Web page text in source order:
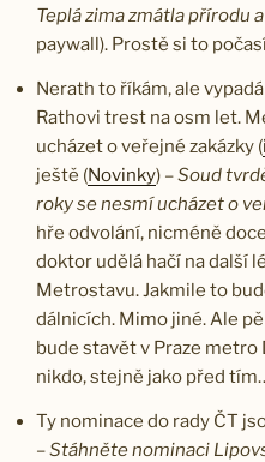
Teplá zima zmátla přírodu
paywall). Prostě si to
Nerath to říkám, ale
Rathovi trest na osm let.
ucházet o veřejné zakázky (
ještě (Novinky) –Soud
roky se nesmí ucházet o
hře odvolání, nicméně
doktor udělá hačí na další
Metrostavu. Jakmile to
dálnicích. Mimo jiné. Ale
bude stavět v Praze metro
nikdo, stejně jako před
Ty nominace do rady ČT
–Stáhněte nominaci